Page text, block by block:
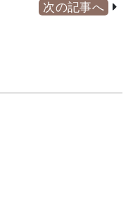
次の記事へ